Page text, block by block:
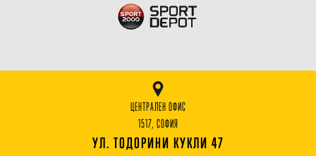
ЦЕНТРАЛЕН ОФИС
1517, СОФИЯ
УЛ. ТОДОРИНИ КУКЛИ 47